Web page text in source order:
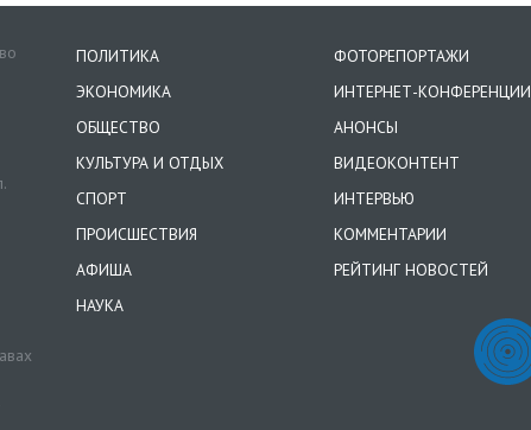
ПОЛИТИКА
ЭКОНОМИКА
ОБЩЕСТВО
КУЛЬТУРА И ОТДЫХ
СПОРТ
ПРОИСШЕСТВИЯ
АФИША
НАУКА
ФОТОРЕПОРТАЖИ
ИНТЕРНЕТ-КОНФЕРЕНЦИИ
АНОНСЫ
ВИДЕОКОНТЕНТ
ИНТЕРВЬЮ
КОММЕНТАРИИ
РЕЙТИНГ НОВОСТЕЙ